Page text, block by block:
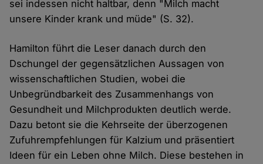
sei indessen nicht haltbar, denn "Milch macht
unsere Kinder krank und müde" (S. 32).
Hamilton führt die Leser danach durch den
Dschungel der gegensätzlichen Aussagen von
wissenschaftlichen Studien, wobei die
Unbegründbarkeit des Zusammenhangs von
Gesundheit und Milchprodukten deutlich werde.
Dazu betont sie die Kehrseite der überzogenen
Zufuhrempfehlungen für Kalzium und präsentiert
Ideen für ein Leben ohne Milch. Diese bestehen in